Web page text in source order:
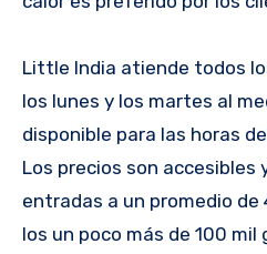
Little India atiende todos
los lunes y los martes al
disponible para las horas
Los precios son accesibles
entradas a un promedio
los un poco más de 100